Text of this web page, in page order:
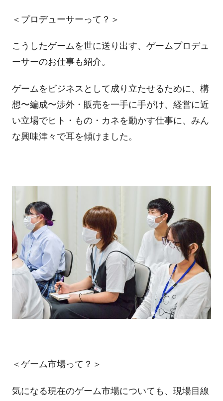
＜プロデューサーって？＞
こうしたゲームを世に送り出す、ゲームプロデュ
ーサーのお仕事も紹介。
ゲームをビジネスとして成り立たせるために、構
想〜編成〜渉外・販売を一手に手がけ、経営に近
い立場でヒト・もの・カネを動かす仕事に、みん
な興味津々で耳を傾けました。
＜ゲーム市場って？＞
気になる現在のゲーム市場についても、現場目線